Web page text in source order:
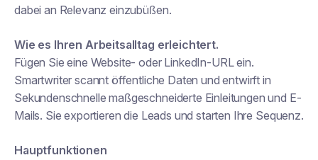
dabei an Relevanz einzubüßen.
Wie es Ihren Arbeitsalltag erleichtert.
Fügen Sie eine Website- oder LinkedIn-URL ein.
Smartwriter scannt öffentliche Daten und entwirft in
Sekundenschnelle maßgeschneiderte Einleitungen und E-
Mails. Sie exportieren die Leads und starten Ihre Sequenz.
Hauptfunktionen